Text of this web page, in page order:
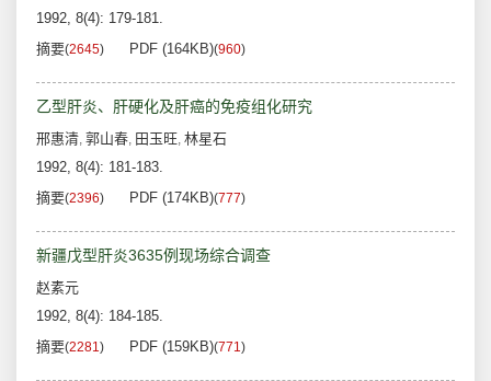
1992, 8(4): 179-181.
摘要(2645) PDF (164KB)(960)
乙型肝炎、肝硬化及肝癌的免疫组化研究
邢惠清, 郭山春, 田玉旺, 林星石
1992, 8(4): 181-183.
摘要(2396) PDF (174KB)(777)
新疆戊型肝炎3635例现场综合调查
赵素元
1992, 8(4): 184-185.
摘要(2281) PDF (159KB)(771)